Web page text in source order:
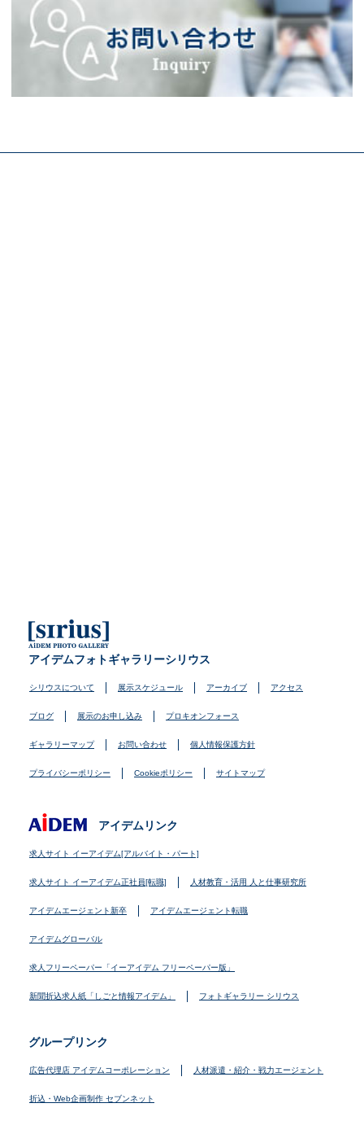
アイデムフォトギャラリーシリウス
シリウスについて 展示スケジュール アーカイブ アクセス
ブログ 展示のお申し込み プロキオンフォース
ギャラリーマップ お問い合わせ 個人情報保護方針
プライバシーポリシー Cookieポリシー サイトマップ
アイデムリンク
求人サイト イーアイデム[アルバイト・パート]
求人サイト イーアイデム正社員[転職] 人材教育・活用 人と仕事研究所
アイデムエージェント新卒 アイデムエージェント転職
アイデムグローバル
求人フリーペーパー「イーアイデム フリーペーパー版」
新聞折込求人紙「しごと情報アイデム」 フォトギャラリー シリウス
グループリンク
広告代理店 アイデムコーポレーション 人材派遣・紹介・戦力エージェント
折込・Web企画制作 セブンネット